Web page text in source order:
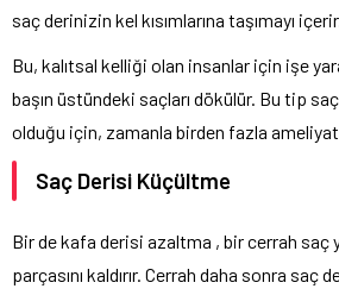
saç derinizin kel kısımlarına taşımayı
Bu, kalıtsal kelliği olan insanlar için işe
başın üstündeki saçları dökülür. Bu tip
olduğu için, zamanla birden fazla
Saç Derisi Küçültme
Bir de kafa derisi azaltma , bir cerrah saç
parçasını kaldırır. Cerrah daha sonra saç